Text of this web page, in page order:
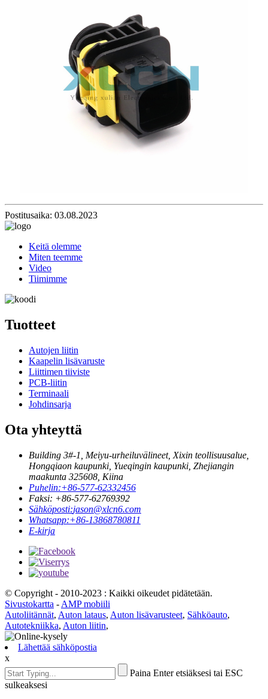
Postitusaika: 03.08.2023
Keitä olemme
Miten teemme
Video
Tiimimme
Tuotteet
Autojen liitin
Kaapelin lisävaruste
Liittimen tiiviste
PCB-liitin
Terminaali
Johdinsarja
Ota yhteyttä
Building 3#-1, Meiyu-urheiluvälineet, Xixin teollisuusalue,
Hongqiaon kaupunki, Yueqingin kaupunki, Zhejiangin
maakunta 325608, Kiina
Puhelin:+86-577-62332456
Faksi: +86-577-62769392
Sähköposti:jason@xlcn6.com
Whatsapp:+86-13868780811
E-kirja
© Copyright - 2010-2023 : Kaikki oikeudet pidätetään.
Sivustokartta - AMP mobiili
Autoliitännät, Auton lataus, Auton lisävarusteet, Sähköauto,
Autotekniikka, Auton liitin,
Lähettää sähköpostia
x
Paina Enter etsiäksesi tai ESC
sulkeaksesi